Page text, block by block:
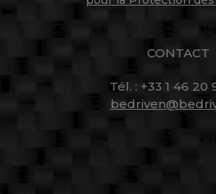
CONTACT
Tél. : +33 1 46 20